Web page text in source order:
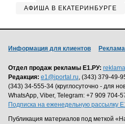
АФИША В ЕКАТЕРИНБУРГЕ
Информация для клиентов
Отдел продаж рекламы Е1.РУ:
Редакция: e1@iportal.ru, (343) 379-49-
(343) 34-555-34 (круглосуточно - для
WhatsApp, Viber, Telegram: +7 909 704-
Подписка на еженедельную рассылку
Публикация материалов под меткой